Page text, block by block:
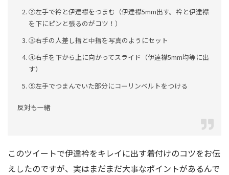
②左手で衿と伊達襟をつまむ（伊達襟5mm出す。衿と伊達襟
を下にピンと張るのがコツ！）
③右手の人差し指と中指を写真のようにセット
④右手を下から上に向かってスライド（伊達襟5mm均等に出
す）
⑤左手でつまんでいた部分にコーリンベルトをつける
反対も一緒
このツイートで伊達衿をキレイに出す着付けのコツをお伝
えしたのですが、実はまだまだ大事なポイントがあるんで